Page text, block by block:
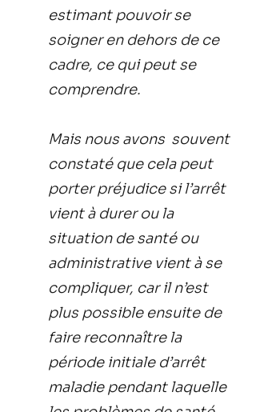
estimant pouvoir se
soigner en dehors de ce
cadre, ce qui peut se
comprendre.
Mais nous avons souvent
constaté que cela peut
porter préjudice si l’arrêt
vient à durer ou la
situation de santé ou
administrative vient à se
compliquer, car il n’est
plus possible ensuite de
faire reconnaître la
période initiale d’arrêt
maladie pendant laquelle